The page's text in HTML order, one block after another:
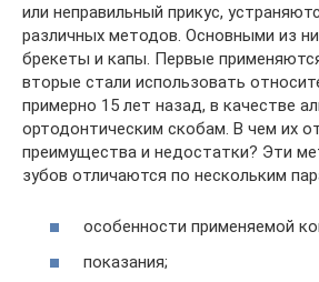
или неправильный прикус,
различных методов. Основными из
брекеты и капы. Первые
вторые стали использовать
примерно 15 лет назад, в качестве
ортодонтическим скобам. В чем их
преимущества и недостатки? Эти
зубов отличаются по нескольким
особенности применяемой
показания;